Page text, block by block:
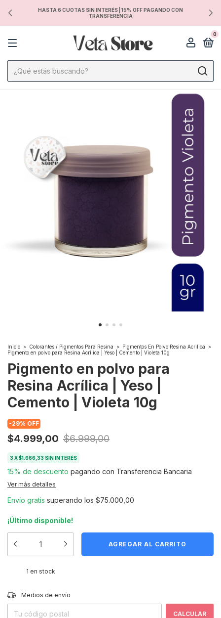
HASTA 6 CUOTAS SIN INTERÉS | 15% OFF PAGANDO CON
TRANSFERENCIA
0
Inicio > Colorantes / Pigmentos Para Resina > Pigmentos En Polvo Resina Acrilica
>
Pigmento en polvo para Resina Acrílica | Yeso | Cemento | Violeta 10g
Pigmento en polvo para
Resina Acrílica | Yeso |
Cemento | Violeta 10g
-29% OFF
$4.999,00 $6.999,00
3X$1.666,33 SIN INTERÉS
15% de descuento pagando con Transferencia Bancaria
Ver más detalles
Envío gratis superando los $75.000,00
¡Último disponible!
1 en stock
Entregas para el CP:
Medios de envío
CALCULAR